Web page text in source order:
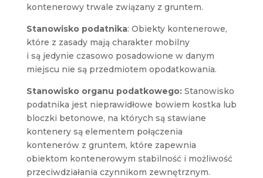
kontenerowy trwale związany z gruntem.
Stanowisko podatnika: Obiekty kontenerowe,
które z zasady mają charakter mobilny
i są jedynie czasowo posadowione w danym
miejscu nie są przedmiotem opodatkowania.
Stanowisko organu podatkowego:Stanowisko
podatnika jest nieprawidłowe bowiem kostka lub
bloczki betonowe, na których są stawiane
kontenery są elementem połączenia
kontenerów z gruntem, które zapewnia
obiektom kontenerowym stabilność i możliwość
przeciwdziałania czynnikom zewnętrznym.